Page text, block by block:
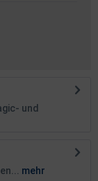
und
mehr